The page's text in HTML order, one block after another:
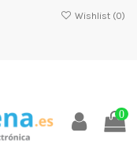
Wishlist (0)
0